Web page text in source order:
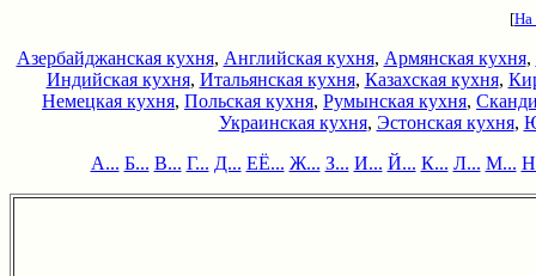
[На
Азербайджанская кухня, Английская кухня, Армянская кухня,
Индийская кухня, Итальянская кухня, Казахская кухня,
Немецкая кухня, Польская кухня, Румынская кухня,
Украинская кухня, Эстонская кухня,
А... Б... В... Г... Д... ЕЁ... Ж... З... И... Й... К... Л... М...